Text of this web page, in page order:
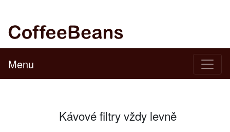
Menu
Kávové filtry vždy levně